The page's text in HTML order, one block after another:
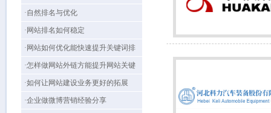
·自然排名与优化
·网站排名如何稳定
·网站如何优化能快速提升关键词排
名？
·怎样做网站外链方能提升网站关键
词排名
·如何让网站建设业务更好的拓展
·企业做微博营销经验分享